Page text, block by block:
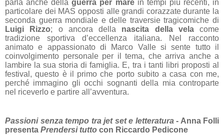
parla anche dellaguerra per marein tempi più recenti, in
particolare dei MAS opposti alle grandi corazzate durante la
seconda guerra mondiale e delle traversie tragicomiche di
Luigi Rizzo; o ancora della nascita della vela come
tradizione sportiva d’eccellenza italiana.
Nel racconto
animato e appassionato di Marco Valle si sente tutto il
coinvolgimento personale per il tema, che arriva anche a
lambire la sua storia di famiglia. E, tra i tanti libri proposti al
festival, questo è il primo che porto subito a casa con me,
perché immagino gli occhi sognanti della mia controparte
nel riceverlo e partire all’avventura.
Passioni senza tempo tra jet set e letteratura- Anna Folli
presenta Prendersi tutto con Riccardo Pedicone